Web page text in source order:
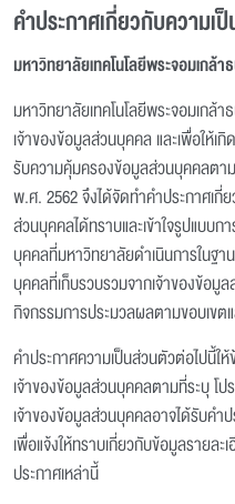
คำประกาศเกี่ยวกับความเ
มหาวิทยาลัยเทคโนโลยีพระจอมเกล้า
มหาวิทยาลัยเทคโนโลยีพระจอมเกล้
เจ้าของข้อมูลส่วนบุคคล และเพื่อให้เ
รับความคุ้มครองข้อมูลส่วนบุคคลต
พ.ศ. 2562 จึงได้จัดทำคำประกาศเกี่
ส่วนบุคคลได้ทราบและเข้าใจรูปแบบก
บุคคลที่มหาวิทยาลัยดำเนินการในฐ
บุคคลที่เก็บรวบรวมจากเจ้าของข้อมู
กิจกรรมการประมวลผลตามขอบเข
คำประกาศความเป็นส่วนตัวต่อไปนี้ใ
เจ้าของข้อมูลส่วนบุคคลตามที่ระบุ โ
เจ้าของข้อมูลส่วนบุคคลอาจได้รับคำ
เพื่อแจ้งให้ทราบเกี่ยวกับข้อมูลรายล
ประกาศเหล่านี้